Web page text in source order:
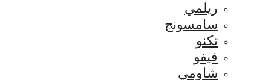
ريلمي
سامسونج
تكنو
فيفو
شاومي